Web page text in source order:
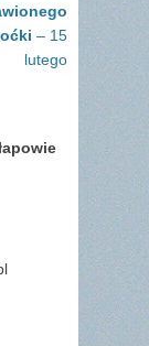
– 15
lutego